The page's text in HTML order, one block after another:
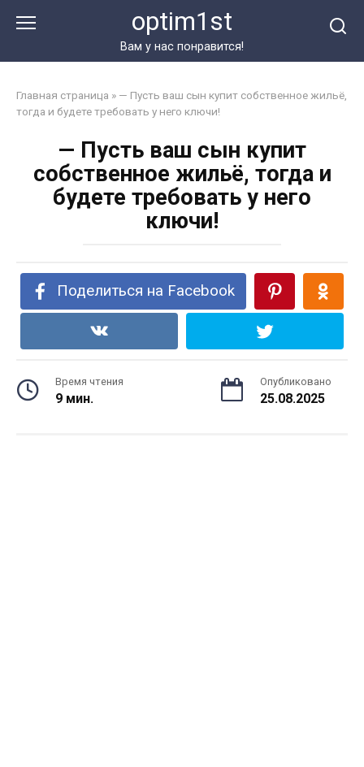
optim1st
Вам у нас понравится!
Главная страница » — Пусть ваш сын купит собственное жильё,
тогда и будете требовать у него ключи!
— Пусть ваш сын купит
собственное жильё, тогда и
будете требовать у него
ключи!
Поделиться на Facebook
Время чтения
9 мин.
Опубликовано
25.08.2025